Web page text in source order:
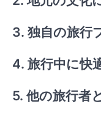
3. 独自の旅行
4. 旅行中に快
5. 他の旅行者